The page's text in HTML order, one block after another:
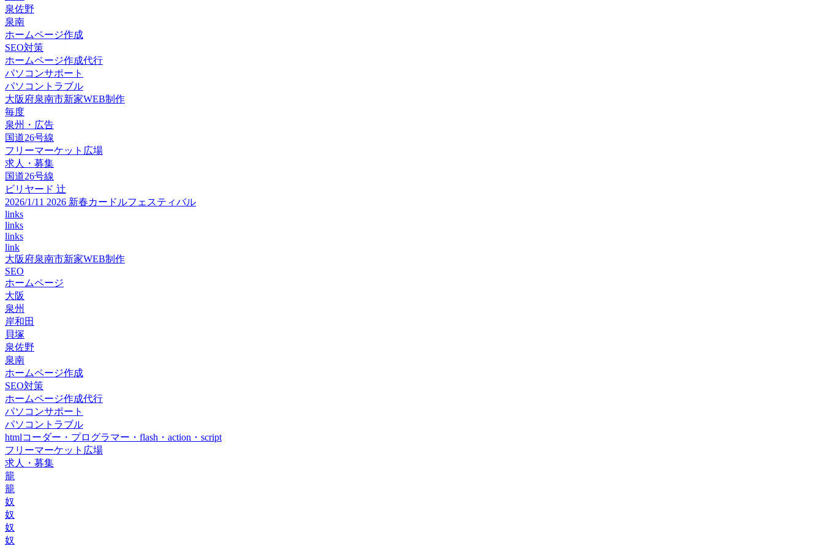
泉佐野
泉南
ホームページ作成
SEO対策
ホームページ作成代行
パソコンサポート
パソコントラブル
大阪府泉南市新家WEB制作
毎度
泉州・広告
国道26号線
フリーマーケット広場
求人・募集
国道26号線
ビリヤード 辻
2026/1/11 2026 新春カードルフェスティバル
links
links
links
link
大阪府泉南市新家WEB制作
SEO
ホームページ
大阪
泉州
岸和田
貝塚
泉佐野
泉南
ホームページ作成
SEO対策
ホームページ作成代行
パソコンサポート
パソコントラブル
htmlコーダー・プログラマー・flash・action・script
フリーマーケット広場
求人・募集
籠
籠
奴
奴
奴
奴